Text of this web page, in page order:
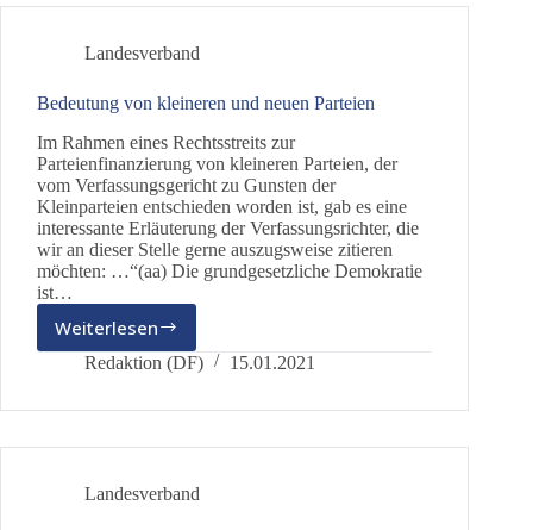
Landesverband
Bedeutung von kleineren und neuen Parteien
Im Rahmen eines Rechtsstreits zur
Parteienfinanzierung von kleineren Parteien, der
vom Verfassungsgericht zu Gunsten der
Kleinparteien entschieden worden ist, gab es eine
interessante Erläuterung der Verfassungsrichter, die
wir an dieser Stelle gerne auszugsweise zitieren
möchten: …“(aa) Die grundgesetzliche Demokratie
ist…
WeiterlesenBedeutung
von
und
Redaktion (DF) 15.01.2021
Landesverband